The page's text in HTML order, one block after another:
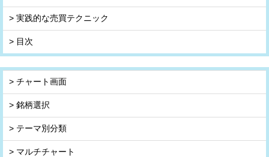
> 実践的な売買テクニック
> 目次
> チャート画面
> 銘柄選択
> テーマ別分類
> マルチチャート